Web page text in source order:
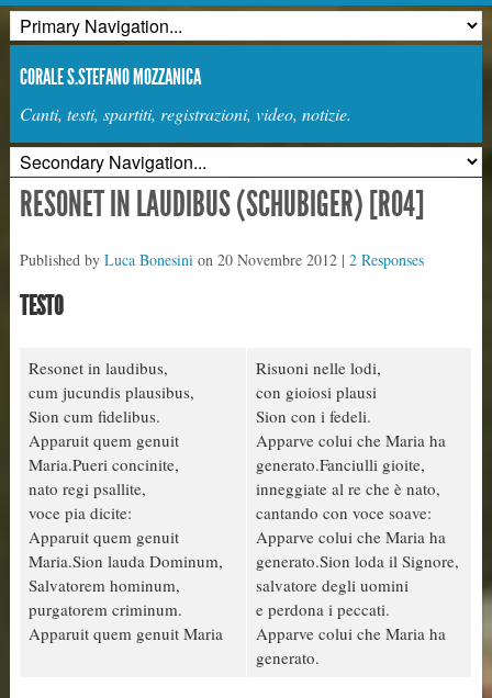
CORALE S.STEFANO MOZZANICA
Canti, testi, spartiti, registrazioni, video, notizie.
RESONET IN LAUDIBUS (SCHUBIGER) [R04]
Published by Luca Bonesinion 20 Novembre 2012| 2 Responses
TESTO
Resonet in laudibus,
cum jucundis plausibus,
Sion cum fidelibus.
Apparuit quem genuit
Maria.Pueri concinite,
nato regi psallite,
voce pia dicite:
Apparuit quem genuit
Maria.Sion lauda Dominum,
Salvatorem hominum,
purgatorem criminum.
Apparuit quem genuit Maria
Risuoni nelle lodi,
con gioiosi plausi
Sion con i fedeli.
Apparve colui che Maria ha
generato.Fanciulli gioite,
inneggiate al re che è nato,
cantando con voce soave:
Apparve colui che Maria ha
generato.Sion loda il Signore,
salvatore degli uomini
e perdona i peccati.
Apparve colui che Maria ha
generato.